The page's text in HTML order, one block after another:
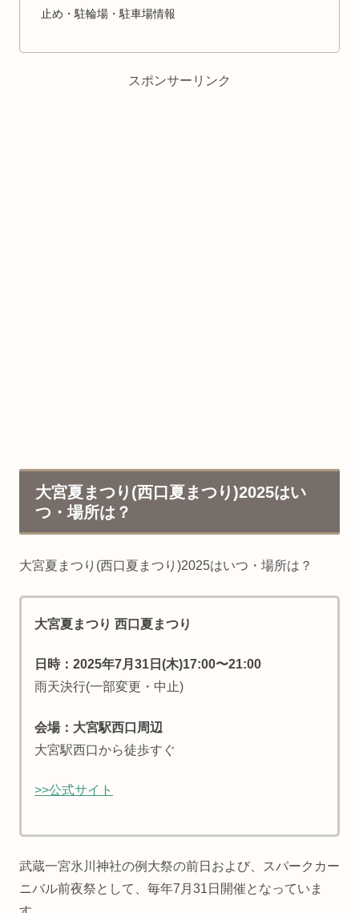
止め・駐輪場・駐車場情報
スポンサーリンク
大宮夏まつり(西口夏まつり)2025はい
つ・場所は？
大宮夏まつり(西口夏まつり)2025はいつ・場所は？
大宮夏まつり 西口夏まつり
日時：2025年7月31日(木)17:00〜21:00
雨天決行(一部変更・中止)
会場：大宮駅西口周辺
大宮駅西口から徒歩すぐ
>>公式サイト
武蔵一宮氷川神社の例大祭の前日および、スパークカー
ニバル前夜祭として、毎年7月31日開催となっていま